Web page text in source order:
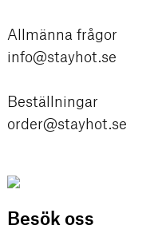
Allmänna frågor
info@stayhot.se
Beställningar
order@stayhot.se
Besök oss